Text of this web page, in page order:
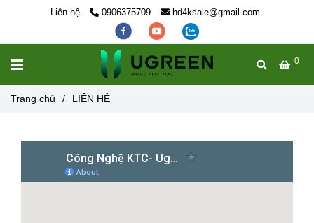
Liên hệ 0906375709 hd4ksale@gmail.com
0
Trang chủ / LIÊN HỆ